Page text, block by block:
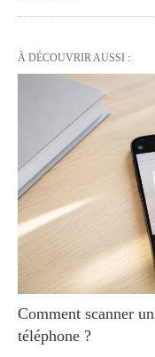
À DÉCOUVRIR AUSSI :
Comment scanner
téléphone ?